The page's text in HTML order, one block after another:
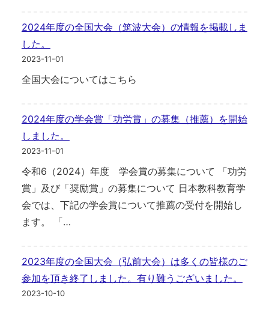
2024年度の全国大会（筑波大会）の情報を掲載しま
した。
2023-11-01
全国大会についてはこちら
2024年度の学会賞「功労賞」の募集（推薦）を開始
しました。
2023-11-01
令和6（2024）年度 学会賞の募集について 「功労
賞」及び「奨励賞」の募集について 日本教科教育学
会では、下記の学会賞について推薦の受付を開始し
ます。 「…
2023年度の全国大会（弘前大会）は多くの皆様のご
参加を頂き終了しました。有り難うございました。
2023-10-10